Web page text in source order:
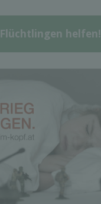
Flüchtlingen helfen!